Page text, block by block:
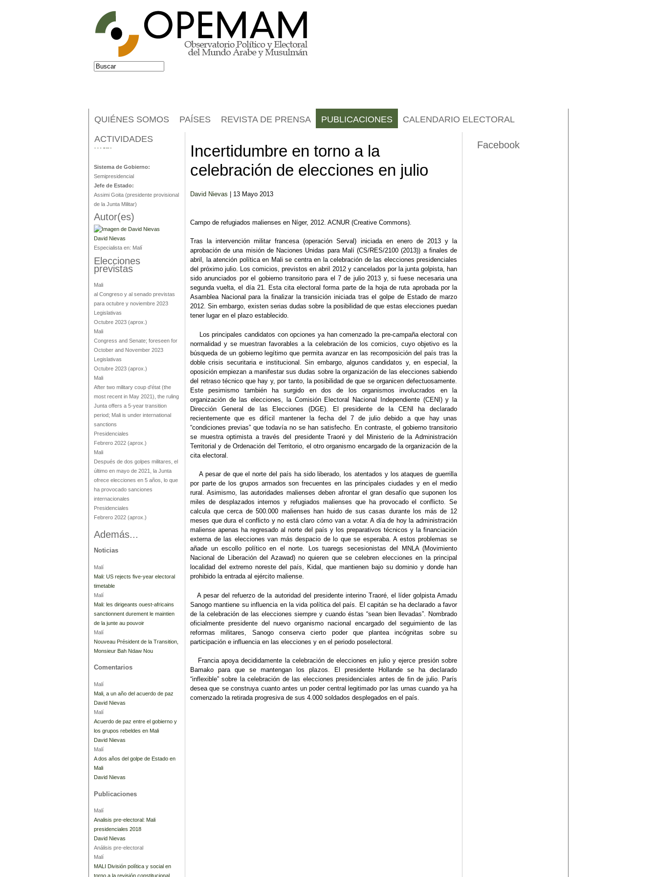
Formulario de búsqueda
Buscar
Incertidumbre en torno a la
celebración de elecciones en julio
David Nievas | 13 Mayo 2013
Campo de refugiados malienses en Níger, 2012. ACNUR (Creative Commons).
Tras la intervención militar francesa (operación Serval) iniciada en enero de 2013 y la
aprobación de una misión de Naciones Unidas para Malí (CS/RES/2100 (2013)) a finales de
abril, la atención política en Mali se centra en la celebración de las elecciones presidenciales
del próximo julio. Los comicios, previstos en abril 2012 y cancelados por la junta golpista, han
sido anunciados por el gobierno transitorio para el 7 de julio 2013 y, si fuese necesaria una
segunda vuelta, el día 21. Esta cita electoral forma parte de la hoja de ruta aprobada por la
Asamblea Nacional para la finalizar la transición iniciada tras el golpe de Estado de marzo
2012. Sin embargo, existen serias dudas sobre la posibilidad de que estas elecciones puedan
tener lugar en el plazo establecido.
Los principales candidatos con opciones ya han comenzado la pre-campaña electoral con
normalidad y se muestran favorables a la celebración de los comicios, cuyo objetivo es la
búsqueda de un gobierno legítimo que permita avanzar en las recomposición del país tras la
doble crisis securitaria e institucional. Sin embargo, algunos candidatos y, en especial, la
oposición empiezan a manifestar sus dudas sobre la organización de las elecciones sabiendo
del retraso técnico que hay y, por tanto, la posibilidad de que se organicen defectuosamente.
Este pesimismo también ha surgido en dos de los organismos involucrados en la
organización de las elecciones, la Comisión Electoral Nacional Independiente (CENI) y la
Dirección General de las Elecciones (DGE). El presidente de la CENI ha declarado
recientemente que es difícil mantener la fecha del 7 de julio debido a que hay unas
“condiciones previas” que todavía no se han satisfecho. En contraste, el gobierno transitorio
se muestra optimista a través del presidente Traoré y del Ministerio de la Administración
Territorial y de Ordenación del Territorio, el otro organismo encargado de la organización de la
cita electoral.
A pesar de que el norte del país ha sido liberado, los atentados y los ataques de guerrilla
por parte de los grupos armados son frecuentes en las principales ciudades y en el medio
rural. Asimismo, las autoridades malienses deben afrontar el gran desafío que suponen los
miles de desplazados internos y refugiados malienses que ha provocado el conflicto. Se
calcula que cerca de 500.000 malienses han huido de sus casas durante los más de 12
meses que dura el conflicto y no está claro cómo van a votar. A día de hoy la administración
maliense apenas ha regresado al norte del país y los preparativos técnicos y la financiación
externa de las elecciones van más despacio de lo que se esperaba. A estos problemas se
añade un escollo político en el norte. Los tuaregs secesionistas del MNLA (Movimiento
Nacional de Liberación del Azawad) no quieren que se celebren elecciones en la principal
localidad del extremo noreste del país, Kidal, que mantienen bajo su dominio y donde han
prohibido la entrada al ejército maliense.
A pesar del refuerzo de la autoridad del presidente interino Traoré, el líder golpista Amadu
Sanogo mantiene su influencia en la vida política del país. El capitán se ha declarado a favor
de la celebración de las elecciones siempre y cuando éstas “sean bien llevadas”. Nombrado
oficialmente presidente del nuevo organismo nacional encargado del seguimiento de las
reformas militares, Sanogo conserva cierto poder que plantea incógnitas sobre su
participación e influencia en las elecciones y en el periodo poselectoral.
Francia apoya decididamente la celebración de elecciones en julio y ejerce presión sobre
Bamako para que se mantengan los plazos. El presidente Hollande se ha declarado
“inflexible” sobre la celebración de las elecciones presidenciales antes de fin de julio. París
desea que se construya cuanto antes un poder central legitimado por las urnas cuando ya ha
comenzado la retirada progresiva de sus 4.000 soldados desplegados en el país.
QUIÉNES SOMOS PAÍSES REVISTA DE PRENSA PUBLICACIONES CALENDARIO ELECTORAL
ACTIVIDADES
Malí
Sistema de Gobierno:
Semipresidencial
Jefe de Estado:
Assimi Goita (presidente provisional
de la Junta Militar)
Autor(es)
David Nievas
Especialista en: Malí
Elecciones
previstas
Mali
al Congreso y al senado previstas
para octubre y noviembre 2023
Legislativas
Octubre 2023 (aprox.)
Mali
Congress and Senate; foreseen for
October and November 2023
Legislativas
Octubre 2023 (aprox.)
Mali
After two military coup d'état (the
most recent in May 2021), the ruling
Junta offers a 5-year transition
period; Mali is under international
sanctions
Presidenciales
Febrero 2022 (aprox.)
Mali
Después de dos golpes militares, el
último en mayo de 2021, la Junta
ofrece elecciones en 5 años, lo que
ha provocado sanciones
internacionales
Presidenciales
Febrero 2022 (aprox.)
Además...
Noticias
Malí
Mali: US rejects five-year electoral
timetable
Malí
Mali: les dirigeants ouest-africains
sanctionnent durement le maintien
de la junte au pouvoir
Malí
Nouveau Président de la Transition,
Monsieur Bah Ndaw Nou
Comentarios
Malí
Mali, a un año del acuerdo de paz
David Nievas
Malí
Acuerdo de paz entre el gobierno y
los grupos rebeldes en Mali
David Nievas
Malí
A dos años del golpe de Estado en
Mali
David Nievas
Publicaciones
Malí
Analisis pre-electoral: Mali
presidenciales 2018
David Nievas
Análisis pre-electoral
Malí
MALI División política y social en
torno a la revisión constitucional.
Facebook